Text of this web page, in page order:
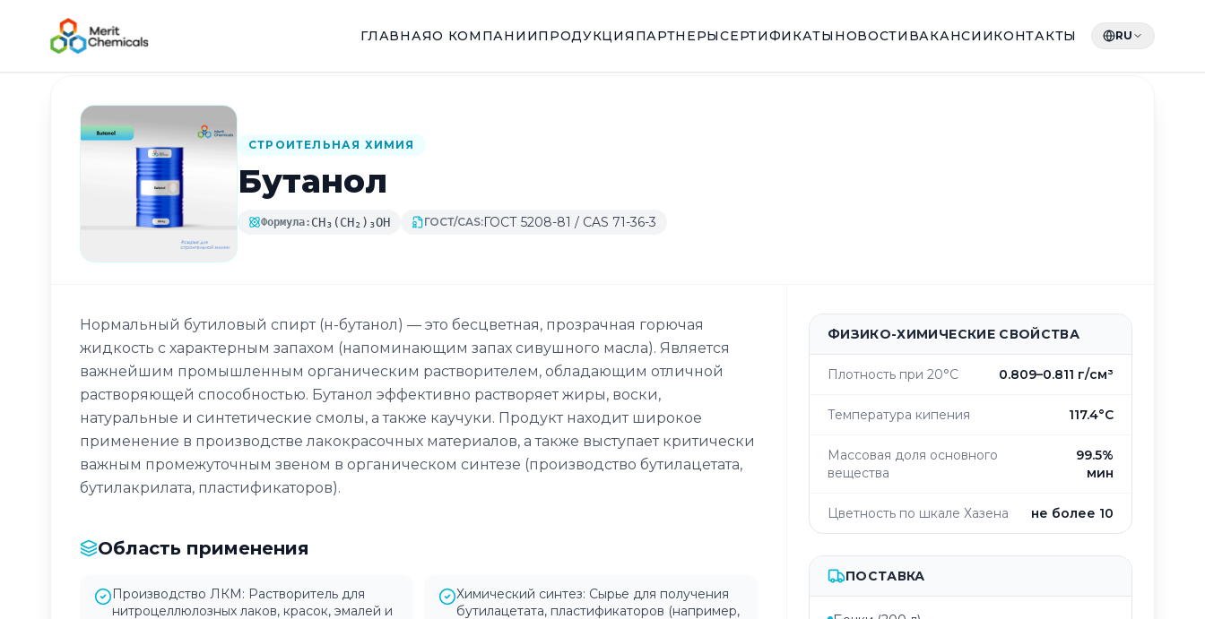
ГЛАВНАЯО КОМПАНИИПРОДУКЦИЯ ПАРТНЕРЫСЕРТИФИКАТЫ НОВОСТИ ВАКАНСИИКОНТАКТЫ RU
Назад в каталог
СТРОИТЕЛЬНАЯ ХИМИЯ
Бутанол
Формула: CH₃(CH₂)₃OH ГОСТ/CAS:ГОСТ 5208-81 / CAS 71-36-3
Нормальный бутиловый спирт (н-бутанол) — это бесцветная, прозрачная горючая
жидкость с характерным запахом (напоминающим запах сивушного масла). Является
важнейшим промышленным органическим растворителем, обладающим отличной
растворяющей способностью. Бутанол эффективно растворяет жиры, воски,
натуральные и синтетические смолы, а также каучуки. Продукт находит широкое
применение в производстве лакокрасочных материалов, а также выступает критически
важным промежуточным звеном в органическом синтезе (производство бутилацетата,
бутилакрилата, пластификаторов).
Область применения
Производство ЛКМ: Растворитель для
нитроцеллюлозных лаков, красок, эмалей и
Химический синтез: Сырье для получения
бутилацетата, пластификаторов (например,
ФИЗИКО-ХИМИЧЕСКИЕ СВОЙСТВА
Плотность при 20°C 0.809–0.811 г/см³
Температура кипения 117.4°C
Массовая доля основного
вещества
99.5%
мин
Цветность по шкале Хазена не более 10
ПОСТАВКА